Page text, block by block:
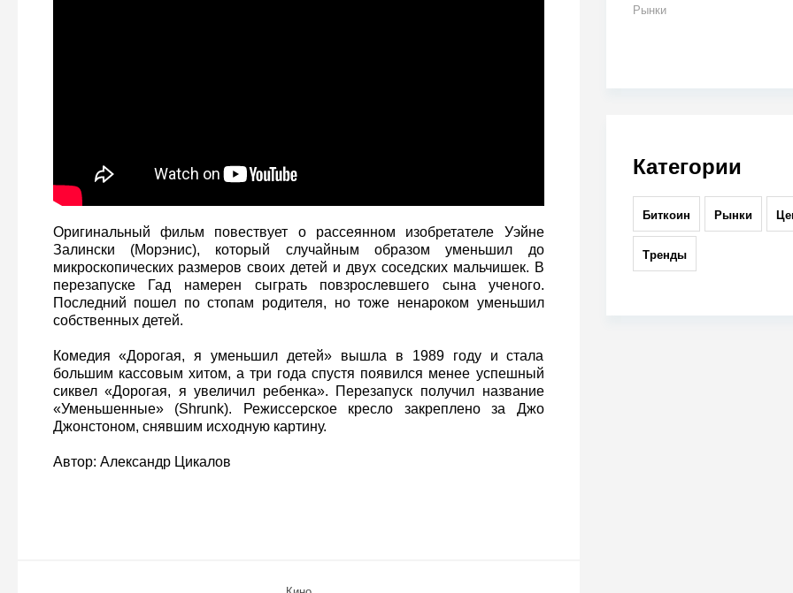
Рынки
Категории
Биткоин Рынки
Тренды
Оригинальный фильм повествует о рассеянном изобретателе Уэйне
Залински (Морэнис), который случайным образом уменьшил до
микроскопических размеров своих детей и двух соседских мальчишек. В
перезапуске Гад намерен сыграть повзрослевшего сына ученого.
Последний пошел по стопам родителя, но тоже ненароком уменьшил
собственных детей.
Комедия «Дорогая, я уменьшил детей» вышла в 1989 году и стала
большим кассовым хитом, а три года спустя появился менее успешный
сиквел «Дорогая, я увеличил ребенка». Перезапуск получил название
«Уменьшенные» (Shrunk). Режиссерское кресло закреплено за Джо
Джонстоном, снявшим исходную картину.
Автор: Александр Цикалов